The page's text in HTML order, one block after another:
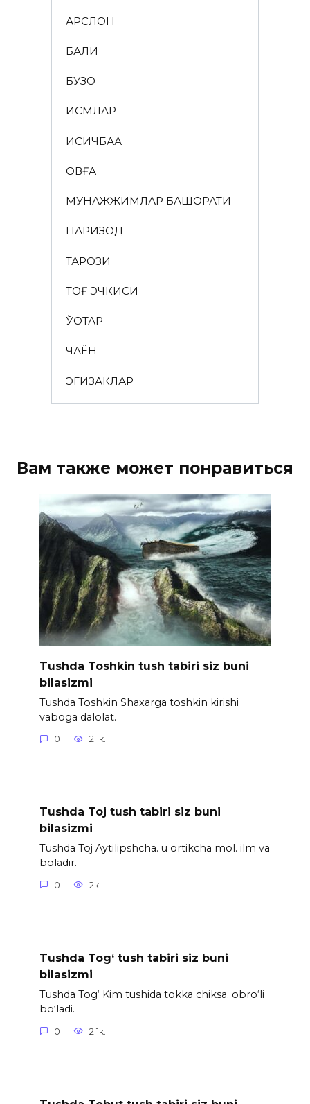
АРСЛОН
БАЛИҚ
БУЗОҚ
ИСМЛАР
ҚИСҚИЧБАҚА
ҚОВҒА
МУНАЖЖИМЛАР БАШОРАТИ
ПАРИЗОД
ТАРОЗИ
ТОҒ ЭЧКИСИ
ЎҚОТАР
ЧАЁН
ЭГИЗАКЛАР
Вам также может понравиться
Tushda Toshkin tush tabiri siz buni
bilasizmi
Tushda Toshkin Shaxarga toshkin kirishi
vaboga dalolat.
0 2.1к.
Tushda Toj tush tabiri siz buni
bilasizmi
Tushda Toj Aytilipshcha. u ortikcha mol. ilm va
boladir.
0 2к.
Tushda Tog‘ tush tabiri siz buni
bilasizmi
Tushda Tog‘ Kim tushida tokka chiksa. obro‘li
bo‘ladi.
0 2.1к.